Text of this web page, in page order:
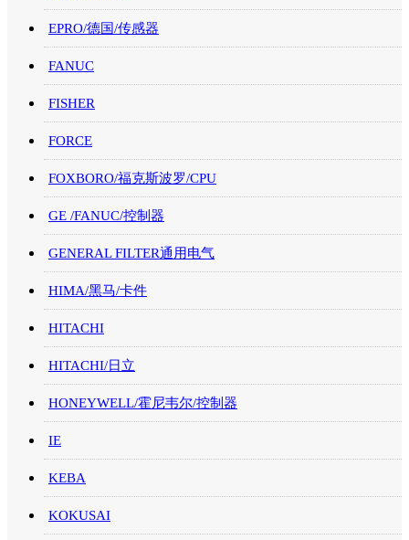
EPRO/德国/传感器
FANUC
FISHER
FORCE
FOXBORO/福克斯波罗/CPU
GE /FANUC/控制器
GENERAL FILTER通用电气
HIMA/黑马/卡件
HITACHI
HITACHI/日立
HONEYWELL/霍尼韦尔/控制器
IE
KEBA
KOKUSAI